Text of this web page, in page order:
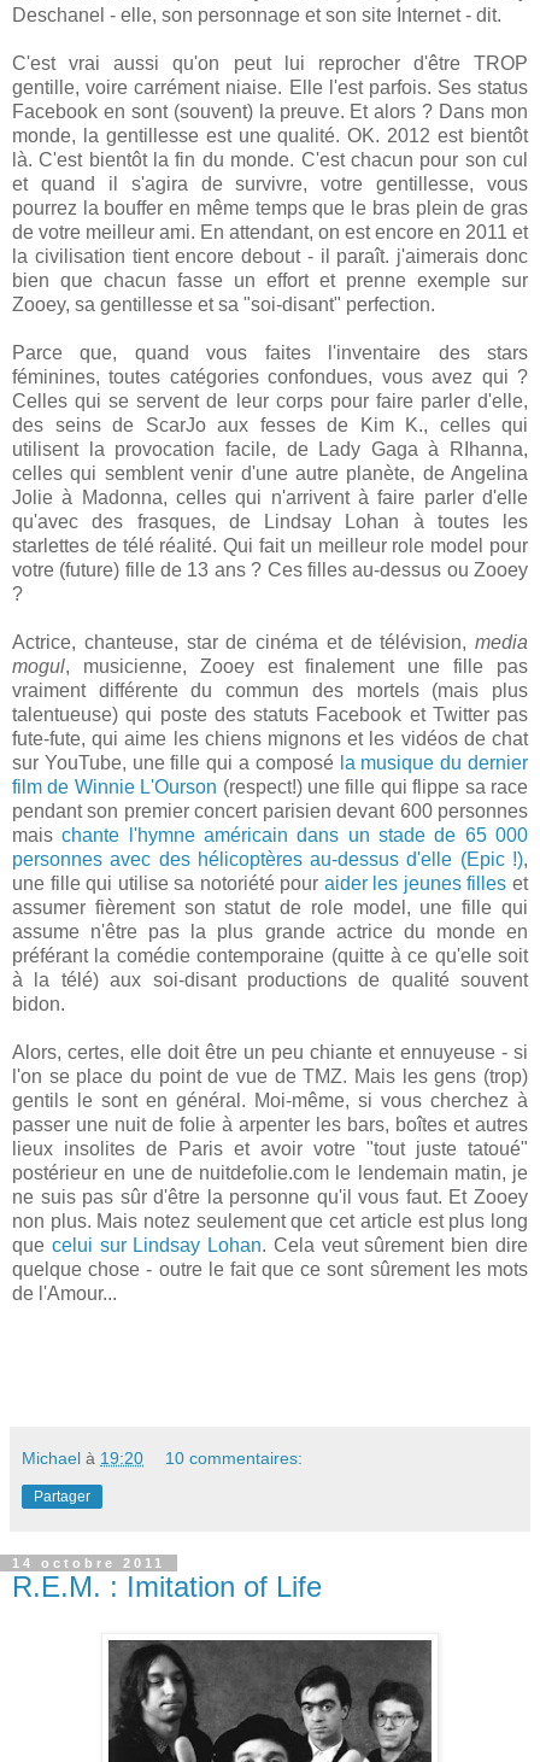
Deschanel - elle, son personnage et son site Internet - dit.
C'est vrai aussi qu'on peut lui reprocher d'être TROP
gentille, voire carrément niaise. Elle l'est parfois. Ses status
Facebook en sont (souvent) la preuve. Et alors ? Dans mon
monde, la gentillesse est une qualité. OK. 2012 est bientôt
là. C'est bientôt la fin du monde. C'est chacun pour son cul
et quand il s'agira de survivre, votre gentillesse, vous
pourrez la bouffer en même temps que le bras plein de gras
de votre meilleur ami. En attendant, on est encore en 2011 et
la civilisation tient encore debout - il paraît. j'aimerais donc
bien que chacun fasse un effort et prenne exemple sur
Zooey, sa gentillesse et sa "soi-disant" perfection.
Parce que, quand vous faites l'inventaire des stars
féminines, toutes catégories confondues, vous avez qui ?
Celles qui se servent de leur corps pour faire parler d'elle,
des seins de ScarJo aux fesses de Kim K., celles qui
utilisent la provocation facile, de Lady Gaga à RIhanna,
celles qui semblent venir d'une autre planète, de Angelina
Jolie à Madonna, celles qui n'arrivent à faire parler d'elle
qu'avec des frasques, de Lindsay Lohan à toutes les
starlettes de télé réalité. Qui fait un meilleur role model pour
votre (future) fille de 13 ans ? Ces filles au-dessus ou Zooey
?
Actrice, chanteuse, star de cinéma et de télévision, media
mogul, musicienne, Zooey est finalement une fille pas
vraiment différente du commun des mortels (mais plus
talentueuse) qui poste des statuts Facebook et Twitter pas
fute-fute, qui aime les chiens mignons et les vidéos de chat
sur YouTube, une fille qui a composé la musique du dernier
film de Winnie L'Ourson (respect!) une fille qui flippe sa race
pendant son premier concert parisien devant 600 personnes
maischante l'hymne américain dans un stade de 65 000
personnes avec des hélicoptères au-dessus d'elle (Epic !),
une fille qui utilise sa notoriété pour aider les jeunes filles et
assumer fièrement son statut de role model, une fille qui
assume n'être pas la plus grande actrice du monde en
préférant la comédie contemporaine (quitte à ce qu'elle soit
à la télé) aux soi-disant productions de qualité souvent
bidon.
Alors, certes, elle doit être un peu chiante et ennuyeuse - si
l'on se place du point de vue de TMZ. Mais les gens (trop)
gentils le sont en général. Moi-même, si vous cherchez à
passer une nuit de folie à arpenter les bars, boîtes et autres
lieux insolites de Paris et avoir votre "tout juste tatoué"
postérieur en une de nuitdefolie.com le lendemain matin, je
ne suis pas sûr d'être la personne qu'il vous faut. Et Zooey
non plus. Mais notez seulement que cet article est plus long
que celui sur Lindsay Lohan. Cela veut sûrement bien dire
quelque chose - outre le fait que ce sont sûrement les mots
de l'Amour...
Michael à 19:20 10 commentaires:
Partager
14 octobre 2011
R.E.M. : Imitation of Life